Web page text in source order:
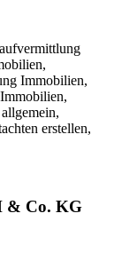
Immobilien,
erstellen,
& Co. KG